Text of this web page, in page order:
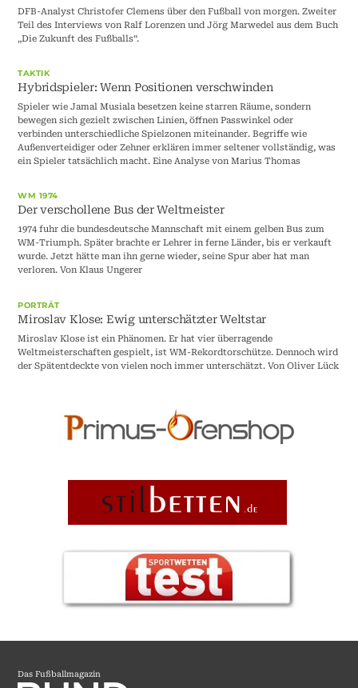
DFB-Analyst Christofer Clemens über den Fußball von morgen. Zweiter
Teil des Interviews von Ralf Lorenzen und Jörg Marwedel aus dem Buch
„Die Zukunft des Fußballs“.
TAKTIK
Hybridspieler: Wenn Positionen verschwinden
Spieler wie Jamal Musiala besetzen keine starren Räume, sondern
bewegen sich gezielt zwischen Linien, öffnen Passwinkel oder
verbinden unterschiedliche Spielzonen miteinander. Begriffe wie
Außenverteidiger oder Zehner erklären immer seltener vollständig, was
ein Spieler tatsächlich macht. Eine Analyse von Marius Thomas
WM 1974
Der verschollene Bus der Weltmeister
1974 fuhr die bundesdeutsche Mannschaft mit einem gelben Bus zum
WM-Triumph. Später brachte er Lehrer in ferne Länder, bis er verkauft
wurde. Jetzt hätte man ihn gerne wieder, seine Spur aber hat man
verloren. Von Klaus Ungerer
PORTRÄT
Miroslav Klose: Ewig unterschätzter Weltstar
Miroslav Klose ist ein Phänomen. Er hat vier überragende
Weltmeisterschaften gespielt, ist WM-Rekordtorschütze. Dennoch wird
der Spätentdeckte von vielen noch immer unterschätzt. Von Oliver Lück
Das Fußballmagazin